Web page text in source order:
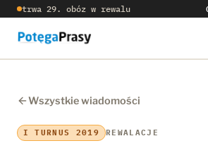
trwa 29. obóz w rewalu
Wszystkie wiadomości
I TURNUS 2019 REWALACJE